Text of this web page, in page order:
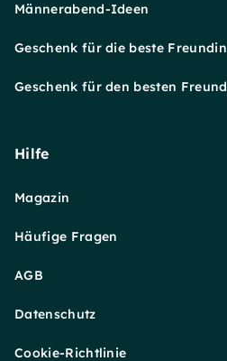
Männerabend-Ideen
Geschenk für die beste Freundin
Geschenk für den besten Freund
Hilfe
Magazin
Häufige Fragen
AGB
Datenschutz
Cookie-Richtlinie